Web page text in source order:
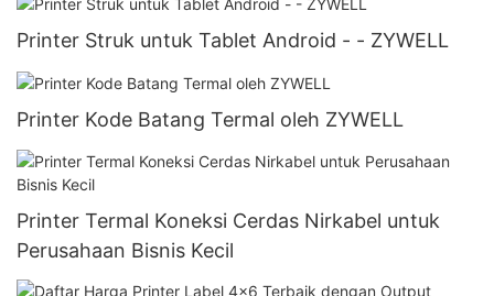
Printer Struk untuk Tablet Android - - ZYWELL
Printer Kode Batang Termal oleh ZYWELL
Printer Termal Koneksi Cerdas Nirkabel untuk
Perusahaan Bisnis Kecil